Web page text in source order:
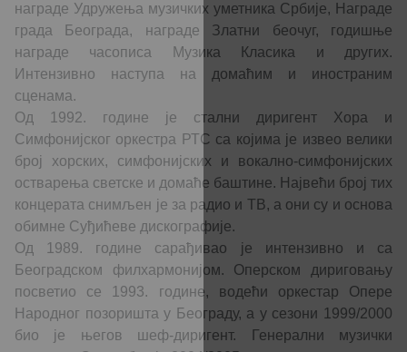
награде Удружења музичких уметника Србије, Награде
града Београда, награде Златни беочуг, годишње
награде часописа Музика Класика и других.
Интензивно наступа на домаћим и иностраним
сценама.
Од 1992. године је стални диригент Хора и
Симфонијског оркестра РТС са којима је извео велики
број хорских, симфонијских и вокално-симфонијских
остварења светске и домаће баштине. Највећи број тих
концерата снимљен је за радио и ТВ, а они су и основа
обимне Суђићеве дискографије.
Од 1989. године сарађивао је интензивно и са
Београдском филхармонијом. Оперском дириговању
посветио се 1993. године, водећи оркестар Опере
Народног позоришта у Београду, а у сезони 1999/2000
био је његов шеф-диригент. Генерални музички